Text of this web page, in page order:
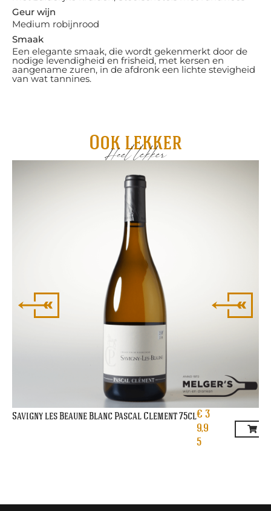
Geur wijn
Medium robijnrood
Smaak
Een elegante smaak, die wordt gekenmerkt door de
nodige levendigheid en frisheid, met kersen en
aangename zuren, in de afdronk een lichte stevigheid
van wat tannines.
Ook lekker
Heel lekker
Savigny les Beaune Blanc Pascal Clement 75cl€ 3
9,9
5